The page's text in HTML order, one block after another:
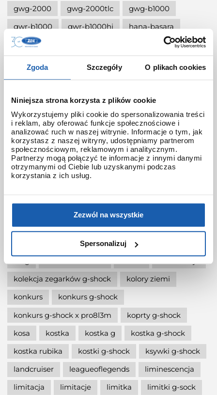
Zgoda Szczegóły O plikach cookies
Niniejsza strona korzysta z plików cookie
Wykorzystujemy pliki cookie do spersonalizowania treści
i reklam, aby oferować funkcje społecznościowe i
analizować ruch w naszej witrynie. Informacje o tym, jak
korzystasz z naszej witryny, udostępniamy partnerom
społecznościowym, reklamowym i analitycznym.
Partnerzy mogą połączyć te informacje z innymi danymi
otrzymanymi od Ciebie lub uzyskanymi podczas
korzystania z ich usług.
Zezwól na wszystkie
Spersonalizuj
gwg-2000
gwg-2000tlc
gwg-b1000
gwr-b1000
gwr-b1000hj
hana-basara
hidden talents
ignite red
illuminator g-shock
iluminator g-shock
iluminator w zegarku
instrukcja
jak czyścić g-shocka
jak skrócić bransoletę w g-shock?
jak ustawić zegarek g-shock ga-2100?
jak włączyć podświetlenie w zegarku
jak wymienić baterię gshock?
jaki g-shock wybrać
jaki zegarek damski kupić
jaki zegarek g-shock wybrać
jaki zegarek wybrać
kermit
kolekcja zegarków g-shock
kolory ziemi
konkurs
konkurs g-shock
konkurs g-shock x pro8l3m
koprty g-shock
kosa
kostka kostka g
kostka g-shock
kostka rubika
kostki g-shock
ksywki g-shock
landcruiser
leagueoflegends
liminescencja
limitacja
limitacje limitka
limitki g-sock